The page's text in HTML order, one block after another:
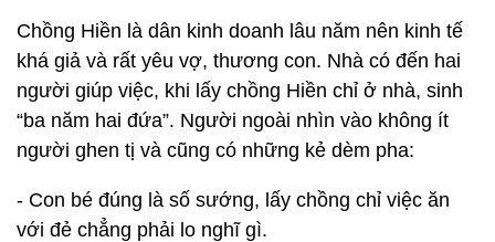
Chồng Hiền là dân kinh doanh lâu năm nên kinh tế
khá giả và rất yêu vợ, thương con. Nhà có đến hai
người giúp việc, khi lấy chồng Hiền chỉ ở nhà, sinh
“ba năm hai đứa”. Người ngoài nhìn vào không ít
người ghen tị và cũng có những kẻ dèm pha:
- Con bé đúng là số sướng, lấy chồng chỉ việc ăn
với đẻ chẳng phải lo nghĩ gì.